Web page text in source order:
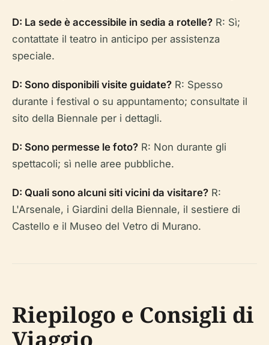
D: La sede è accessibile in sedia a rotelle? R: Sì;
contattate il teatro in anticipo per assistenza
speciale.
D: Sono disponibili visite guidate? R: Spesso
durante i festival o su appuntamento; consultate il
sito della Biennale per i dettagli.
D: Sono permesse le foto? R: Non durante gli
spettacoli; sì nelle aree pubbliche.
D: Quali sono alcuni siti vicini da visitare? R:
L'Arsenale, i Giardini della Biennale, il sestiere di
Castello e il Museo del Vetro di Murano.
Riepilogo e Consigli di